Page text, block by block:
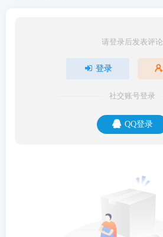
请登录后发表评论
登录
社交账号登录
QQ登录